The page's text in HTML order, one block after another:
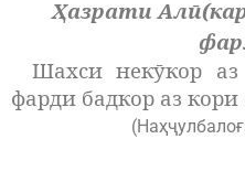
Ҳазрати
Шахси некӯкор
фарди бадкор аз кори